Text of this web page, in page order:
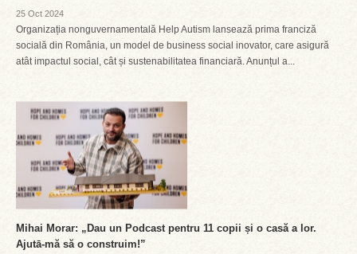
25 Oct 2024
Organizația nonguvernamentală Help Autism lansează prima franciză
socială din România, un model de business social inovator, care asigură
atât impactul social, cât și sustenabilitatea financiară. Anunțul a...
Mihai Morar: „Dau un Podcast pentru 11 copii și o casă a lor.
Ajutā-mă să o construim!”